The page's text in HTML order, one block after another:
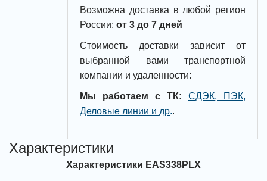
Возможна доставка в любой регион
России: от 3 до 7 дней
Стоимость доставки зависит от
выбранной вами транспортной
компании и удаленности:
Мы работаем с ТК:
СДЭК, ПЭК,
Деловые линии и др..
Характеристики
Характеристики EAS338PLX